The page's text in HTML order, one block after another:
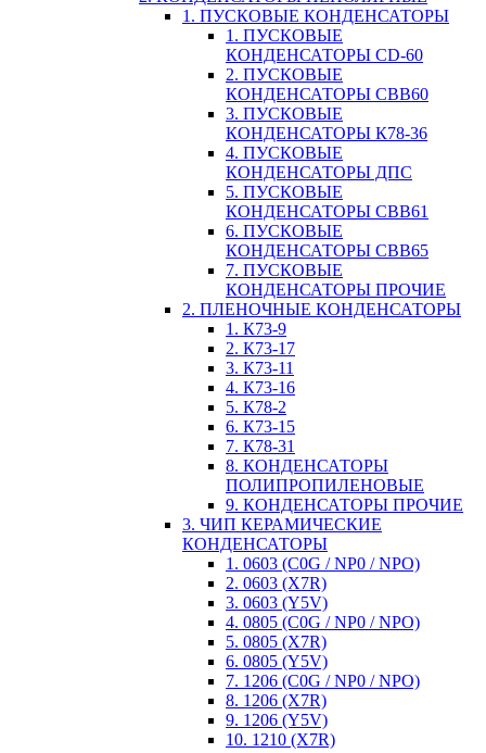
1. ПУСКОВЫЕ КОНДЕНСАТОРЫ
1. ПУСКОВЫЕ
КОНДЕНСАТОРЫ CD-60
2. ПУСКОВЫЕ
КОНДЕНСАТОРЫ CBB60
3. ПУСКОВЫЕ
КОНДЕНСАТОРЫ К78-36
4. ПУСКОВЫЕ
КОНДЕНСАТОРЫ ДПС
5. ПУСКОВЫЕ
КОНДЕНСАТОРЫ CBB61
6. ПУСКОВЫЕ
КОНДЕНСАТОРЫ CBB65
7. ПУСКОВЫЕ
КОНДЕНСАТОРЫ ПРОЧИЕ
2. ПЛЕНОЧНЫЕ КОНДЕНСАТОРЫ
1. К73-9
2. К73-17
3. К73-11
4. К73-16
5. К78-2
6. К73-15
7. К78-31
8. КОНДЕНСАТОРЫ
ПОЛИПРОПИЛЕНОВЫЕ
9. КОНДЕНСАТОРЫ ПРОЧИЕ
3. ЧИП КЕРАМИЧЕСКИЕ
КОНДЕНСАТОРЫ
1. 0603 (C0G / NP0 / NPO)
2. 0603 (X7R)
3. 0603 (Y5V)
4. 0805 (C0G / NP0 / NPO)
5. 0805 (X7R)
6. 0805 (Y5V)
7. 1206 (C0G / NP0 / NPO)
8. 1206 (X7R)
9. 1206 (Y5V)
10. 1210 (X7R)